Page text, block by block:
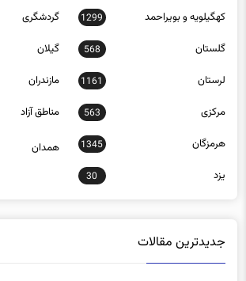
کرمان 1877 کرمانشاه
کهگیلویه و بویراحمد 1299 گردشگری
گلستان 568 گیلان
لرستان 1161 مازندران
مرکزی 563
1345
جدیدترین مقالات